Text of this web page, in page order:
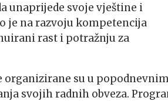
unaprijede svoje vještine i
je na razvoju kompetencija
rast i potražnju za
organizirane su u
svojih radnih obveza.